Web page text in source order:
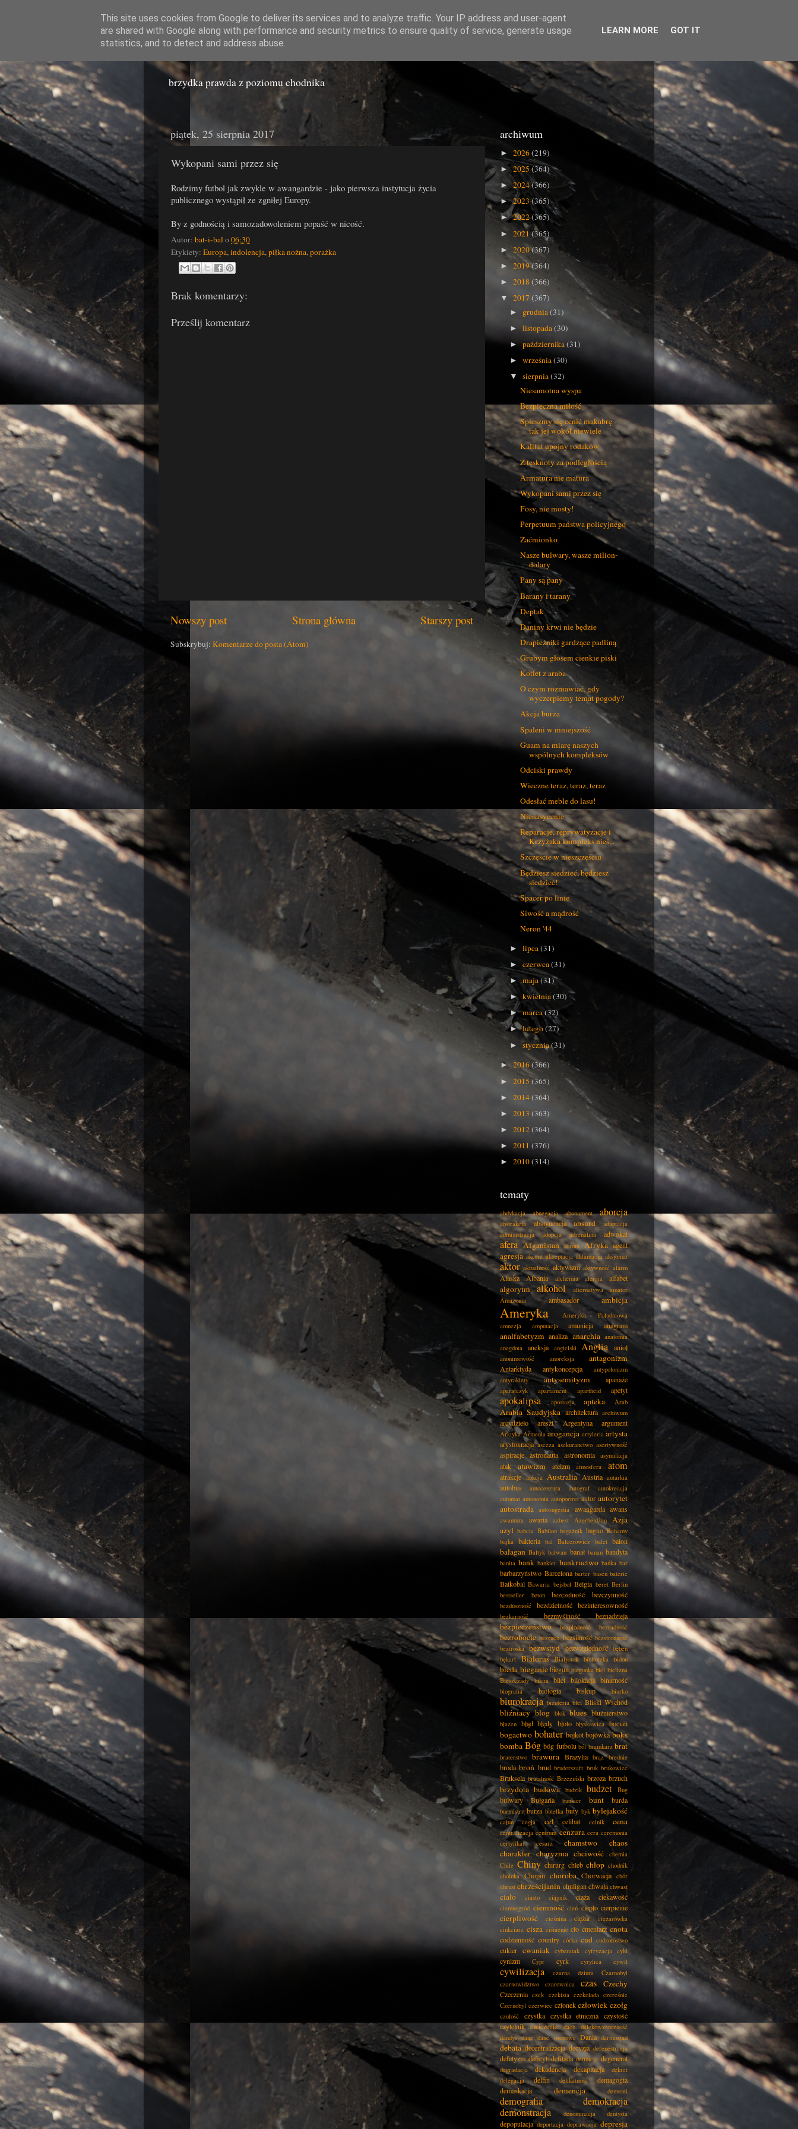
Miasto Gówna
brzydka prawda z poziomu chodnika
piątek, 25 sierpnia 2017
Wykopani sami przez się
Rodzimy futbol jak zwykle w awangardzie - jako pierwsza instytucja życia
publicznego wystąpił ze zgniłej Europy.
By z godnością i samozadowoleniem popaść w nicość.
Autor: bat-i-bal o06:30
Etykiety: Europa, indolencja, piłka nożna, porażka
Brak komentarzy:
Prześlij komentarz
Nowszy post Starszy post
Strona główna
Subskrybuj: Komentarze do posta (Atom)
archiwum
► 2026(219)
►2025(364)
► 2024(366)
►2023(365)
►2022(365)
► 2021(365)
► 2020(367)
► 2019(364)
► 2018 (366)
▼ 2017 (367)
► grudnia(31)
►listopada(30)
►października(31)
►września(30)
▼sierpnia(32)
Niesamotna wyspa
Bezpieczna miłość
Spieszmy się cenić makabrę -
tak jej wokół niewiele
Kalifat upojny rodaków
Z tęsknoty za podległością
Armatura nie matura
Wykopani sami przez się
Fosy, nie mosty!
Perpetuum państwa policyjnego
Zaćmionko
Nasze bulwary, wasze milion-
dolary
Pany są pany
Barany i tarany
Deptak
Daniny krwi nie będzie
Drapieżniki gardzące padliną
Grubym głosem cienkie piski
Kotlet z araba
O czym rozmawiać, gdy
wyczerpiemy temat pogody?
Akcja burza
Spaleni w mniejszość
Guam na miarę naszych
wspólnych kompleksów
Odciski prawdy
Wieczne teraz, teraz, teraz
Odesłać meble do lasu!
Nienasycenie
Reparacje, reprywatyzacje i
Krzyżaka kompleks nieś...
Szczęście w nieszczęściu
Będziesz siedzieć, będziesz
siedzieć!
Spacer po linie
Siwość a mądrość
Neron '44
►lipca(31)
►czerwca(31)
►maja(31)
►kwietnia(30)
►marca(32)
►lutego(27)
►stycznia(31)
► 2016(366)
► 2015 (365)
► 2014(364)
► 2013 (363)
► 2012(364)
► 2011 (376)
► 2010(314)
tematy
abdykacja abnegacja abonament aborcja
abstrakcja abstynencja absurd
adaptacja
administracja
adopcja adrenalina adwokat
afera Afganistan afront Afryka agent
agresja akcent akceptacja aklamacja aksjomat
aktor aktualność aktywizm aktywność alarm
Alaska Albania alchemia alergia alfabet
algorytm alkohol alternatywa
amator
Amazonia
ambasador ambicja
Ameryka
Ameryka Południowa
amnezja
amputacja amunicja anagram
analfabetyzm analiza anarchia anatomia
anegdota
aneksja angielski Anglia anioł
anonimowość anoreksja antagonizm
Antarktyda antykoncepcja
antypolonizm
antyrakiety
antysemityzm apanaże
aparatczyk apartament apartheid apetyt
apokalipsa apostazja apteka Arab
Arabia Saudyjska architektura archiwum
arcydzieło areszt Argentyna argument
Arktyka Armenia arogancja artyleria artysta
arystokracja asceza asekuranctwo asertywność
aspiracje astronauta astronomia asymilacja
atak atawizm ateizm atmosfera atom
atrakcje aukcja Australia Austria autarkia
autobus autocenzura autograf
autokreacja
automat autonomia autoportret autor autorytet
autostrada
autosugestia awangarda awans
awantura awaria azbest Azerbejdżan
Azja
azyl babcia Babilon bagażnik bagno Bahamy
bajka
bakteria bal Balcerowicz balet balon
bałagan Bałtyk bałwan banał banan bandyta
banita bank bankiet bankructwo bańka bar
barbarzyństwo Barcelona barter basen baterie
Batkobal Bawaria bejsbol Belgia beret Berlin
bestseller
beton bezczelność bezczynność
bezduszność bezdzietność bezinteresowność
bezkarność bezmyślność beznadzieja
bezpieczeństwo bezpłodność bezradność
bezrobocie bezruch bezsilność bezstronność
beztroska bezwstyd bezwzględność bęben
bękart
Białoruś Białystok biblioteka bidon
bieda bieganie biegun biegunka biel bielizna
Bieszczady
bikini bilet bilokacja binarność
biografia biologia biskup biurko
biurokracja biżuteria blef Bliski Wschód
bliźniacy blog blok blues bluźnierstwo
błazen błąd błędy błoto błyskawica bocian
bogactwo bohater bojkot bojówka boks
bomba Bóg bóg futbolu ból bramkarz brat
braterstwo brawura Brazylia brąz brednie
broda broń brud bruderszaft bruk brukowiec
Bruksela brutalność Brzeziński brzoza brzuch
brzydota budowa budzik budżet Bug
bulwary Bułgaria bunkier bunt burda
burmistrz burza butelka buty byk bylejakość
całun cegła cel celibat celnik cena
centralizacja centrum cenzura cera ceremonia
certyfikat
cesarz chamstwo
chaos
charakter charyzma chciwość
chemia
Chile Chiny chirurg chleb chłop chodnik
choinka Chopin choroba Chorwacja chór
chrust chrześcijanin chuligan chwała chwast
ciało ciasto ciągnik ciąża ciekawość
ciemnogród ciemność cień ciepło cierpienie
cierpliwość cieśnina ciężar
ciężarówka
cinkciarz cisza ciśnienie cło cmentarz cnota
codzienność country córka cud cudzołóstwo
cukier cwaniak cyberatak cyfryzacja cykl
cynizm Cypr cyrk cyrylica cywil
cywilizacja czarna dziura
Czarnobyl
czarnowidztwo
czarownica czas Czechy
Czeczenia czek czekista czekolada czereśnie
Czernobyl czerwiec członek człowiek czołg
czułość czystka czystka etniczna czystość
czytelnik ćwiczenie dach
dalekowzroczność
dandys dane dane osobowe Dania darmozjad
debata decentralizacja decyzja defenestracja
defetyzm deficyt defilada definicja degenerat
degradacja dekadencja dekapitacja
dekret
delegacja
delfin delikatność
demagogia
demaskacja
demencja dementi
demografia
demokracja
demonstracja
denominacja dentysta
depopulacja deportacja deprawacja depresja
This site uses cookies from Google to deliver its services and to analyze traffic. Your IP address and user-agent
are shared with Google along with performance and security metrics to ensure quality of service, generate usage
statistics, and to detect and address abuse.
LEARN MORE GOT IT